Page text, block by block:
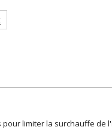
limiter la surchauffe de